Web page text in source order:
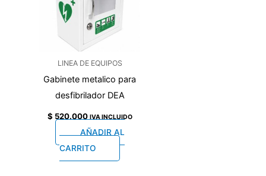
LINEA DE EQUIPOS
Gabinete metalico para
desfibrilador DEA
$ 520.000 IVA INCLUIDO
AÑADIR AL
CARRITO